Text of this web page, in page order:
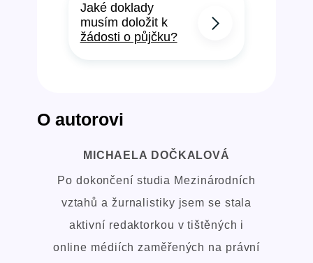
Jaké doklady
musím doložit k
žádosti o půjčku?
O autorovi
MICHAELA DOČKALOVÁ
Po dokončení studia Mezinárodních
vztahů a žurnalistiky jsem se stala
aktivní redaktorkou v tištěných i
online médiích zaměřených na právní